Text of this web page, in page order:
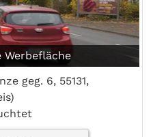
Werbefläche
geg. 6, 55131,